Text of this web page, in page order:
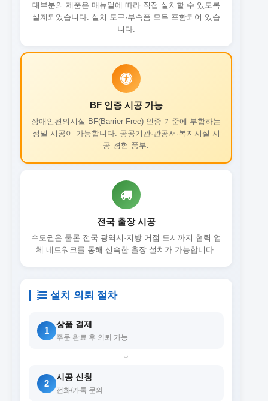
대부분의 제품은 매뉴얼에 따라 직접 설치할 수 있도록
설계되었습니다. 설치 도구·부속품 모두 포함되어 있습
니다.
BF 인증 시공 가능
장애인편의시설 BF(Barrier Free) 인증 기준에 부합하는
정밀 시공이 가능합니다. 공공기관·관공서·복지시설 시
공 경험 풍부.
전국 출장 시공
수도권은 물론 전국 광역시·지방 거점 도시까지 협력 업
체 네트워크를 통해 신속한 출장 설치가 가능합니다.
설치 의뢰 절차
1
상품 결제
주문 완료 후 의뢰 가능
›
2
시공 신청
전화/카톡 문의